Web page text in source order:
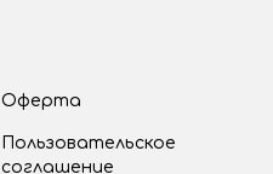
Оферта
Пользовательское
соглашение